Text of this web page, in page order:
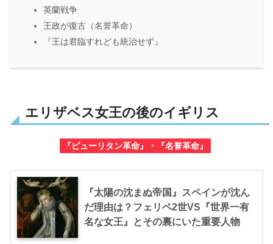
英蘭戦争
王政が復古（名誉革命）
『王は君臨すれども統治せず』
エリザベス女王の後のイギリス
『ピューリタン革命』・『名誉革命』
『太陽の沈まぬ帝国』スペインが沈ん
だ理由は？フェリペ2世VS『世界一有
名な女王』とその裏にいた重要人物